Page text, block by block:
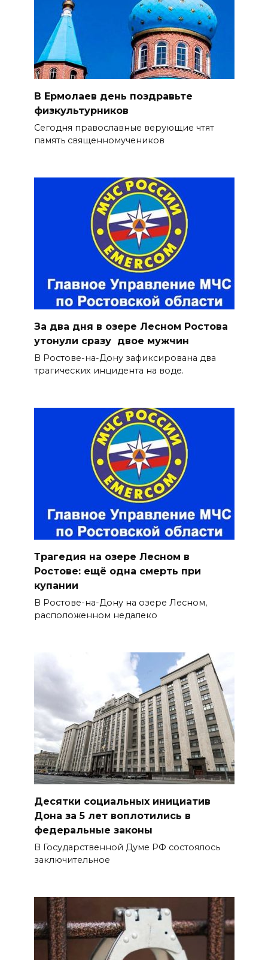
В Ермолаев день поздравьте
физкультурников
Сегодня православные верующие чтят
память священномучеников
За два дня в озере Лесном Ростова
утонули сразу двое мужчин
В Ростове-на-Дону зафиксирована два
трагических инцидента на воде.
Трагедия на озере Лесном в
Ростове: ещё одна смерть при
купании
В Ростове-на-Дону на озере Лесном,
расположенном недалеко
Десятки социальных инициатив
Дона за 5 лет воплотились в
федеральные законы
В Государственной Думе РФ состоялось
заключительное